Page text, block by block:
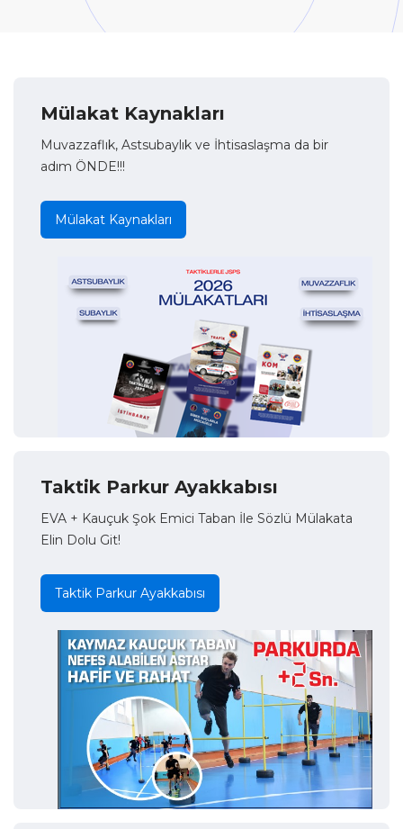
Mülakat Kaynakları
Muvazzaflık, Astsubaylık ve İhtisaslaşma da bir
adım ÖNDE!!!
Mülakat Kaynakları
Taktik Parkur Ayakkabısı
EVA + Kauçuk Şok Emici Taban İle Sözlü Mülakata
Elin Dolu Git!
Taktik Parkur Ayakkabısı